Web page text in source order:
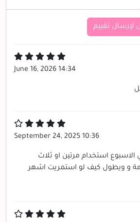
لإرسال تقييم
June 16, 2026 14:34
September 24, 2025 10:36
الاسبوع استخدام مرتين او ثلاث
و ويطول كيف لو استمريت اشهر